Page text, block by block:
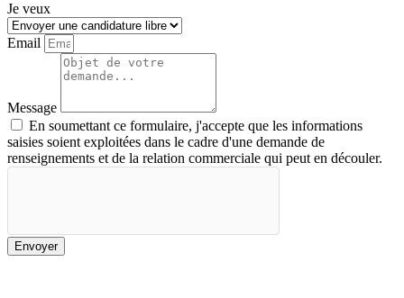
Je veux
Email
Message
En soumettant ce formulaire, j'accepte que les informations
saisies soient exploitées dans le cadre d'une demande de
renseignements et de la relation commerciale qui peut en découler.
Envoyer